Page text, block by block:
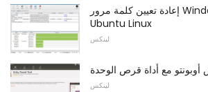
إعادة تعيين كلمة مرور Windows باستخدام
Ubuntu Linux
لينكس
مع أداة قرص الوحدة
لينكس